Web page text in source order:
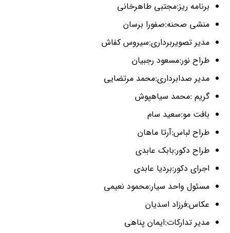
برنامه ریز:مجتبی طاهرخانی
منشی صحنه:صفورا برسان
مدیر تصویربرداری:سیروس کفاش
طراح نور:مسعود رجبیان
مدیر صدابرداری:محمد مرتضایی
گریم :محمد سیاهپوش
بافت مو:سعید سام
طراح لباس:آرتا ماهان
طراح دکور:بابک عابدی
اجرای دکور:بردیا عابدی
مسئول واحد سیار:محمود نعیمی
عکاس:فرزاد اسدیان
مدیر تدارکات:ایمان پناهی